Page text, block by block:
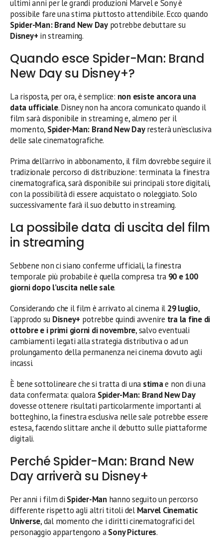
ultimi anni per le grandi produzioni Marvel e Sony è
possibile fare una stima piuttosto attendibile. Ecco quando
Spider-Man: Brand New Daypotrebbe debuttare su
Disney+ in streaming.
Quando esce Spider-Man: Brand
New Day su Disney+?
La risposta, per ora, è semplice: non esiste ancora una
data ufficiale. Disney non ha ancora comunicato quando il
film sarà disponibile in streaming e, almeno per il
momento, Spider-Man: Brand New Dayresterà un’esclusiva
delle sale cinematografiche.
Prima dell’arrivo in abbonamento, il film dovrebbe seguire il
tradizionale percorso di distribuzione: terminata la finestra
cinematografica, sarà disponibile sui principali store digitali,
con la possibilità di essere acquistato o noleggiato. Solo
successivamente farà il suo debutto in streaming.
La possibile data di uscita del film
in streaming
Sebbene non ci siano conferme ufficiali, la finestra
temporale più probabile è quella compresa tra 90 e 100
giorni dopo l’uscita nelle sale.
Considerando che il film è arrivato al cinema il 29 luglio,
l’approdo su Disney+ potrebbe quindi avvenire tra la fine di
ottobre e i primi giorni di novembre, salvo eventuali
cambiamenti legati alla strategia distributiva o ad un
prolungamento della permanenza nei cinema dovuto agli
incassi.
È bene sottolineare che si tratta di una stimae non di una
data confermata: qualora Spider-Man: Brand New Day
dovesse ottenere risultati particolarmente importanti al
botteghino, la finestra esclusiva nelle sale potrebbe essere
estesa, facendo slittare anche il debutto sulle piattaforme
digitali.
Perché Spider-Man: Brand New
Day arriverà su Disney+
Per anni i film di Spider-Manhanno seguito un percorso
differente rispetto agli altri titoli del Marvel Cinematic
Universe, dal momento che i diritti cinematografici del
personaggio appartengono aSony Pictures.